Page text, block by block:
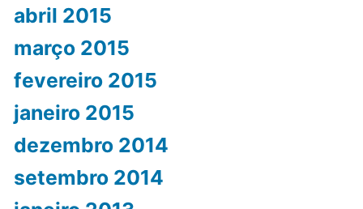
abril 2015
março 2015
fevereiro 2015
janeiro 2015
dezembro 2014
setembro 2014